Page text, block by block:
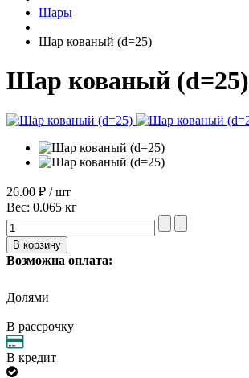
Шары
Шар кованый (d=25)
Шар кованый (d=25)
26.00 ₽ / шт
Вес: 0.065 кг
Возможна оплата:
Долями
В рассрочку
В кредит